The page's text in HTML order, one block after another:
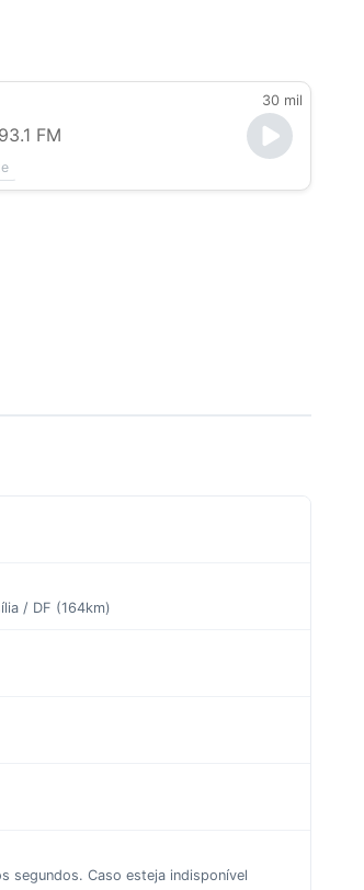
30 mil
93.1 FM
/ DF (164km)
segundos. Caso esteja indisponível